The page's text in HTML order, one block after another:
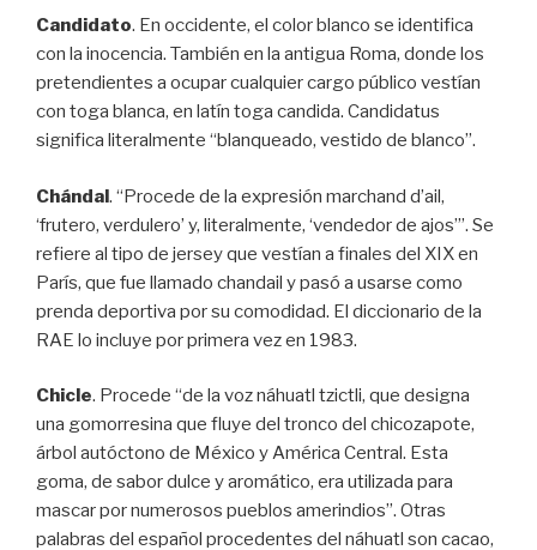
Candidato. En occidente, el color blanco se identifica
con la inocencia. También en la antigua Roma, donde los
pretendientes a ocupar cualquier cargo público vestían
con toga blanca, en latín toga candida. Candidatus
significa literalmente “blanqueado, vestido de blanco”.
Chándal. “Procede de la expresión marchand d’ail,
‘frutero, verdulero’ y, literalmente, ‘vendedor de ajos’”. Se
refiere al tipo de jersey que vestían a finales del XIX en
París, que fue llamado chandail y pasó a usarse como
prenda deportiva por su comodidad. El diccionario de la
RAE lo incluye por primera vez en 1983.
Chicle. Procede “de la voz náhuatl tzictli, que designa
una gomorresina que fluye del tronco del chicozapote,
árbol autóctono de México y América Central. Esta
goma, de sabor dulce y aromático, era utilizada para
mascar por numerosos pueblos amerindios”. Otras
palabras del español procedentes del náhuatl son cacao,